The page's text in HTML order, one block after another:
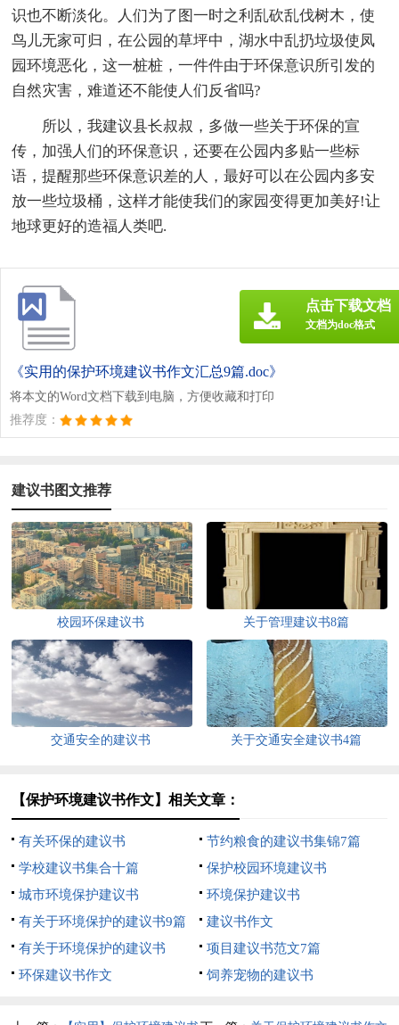
识也不断淡化。人们为了图一时之利乱砍乱伐树木，使
鸟儿无家可归，在公园的草坪中，湖水中乱扔垃圾使凤
园环境恶化，这一桩桩，一件件由于环保意识所引发的
自然灾害，难道还不能使人们反省吗?
所以，我建议县长叔叔，多做一些关于环保的宣
传，加强人们的环保意识，还要在公园内多贴一些标
语，提醒那些环保意识差的人，最好可以在公园内多安
放一些垃圾桶，这样才能使我们的家园变得更加美好!让
地球更好的造福人类吧.
《实用的保护环境建议书作文汇总9篇.doc》
将本文的Word文档下载到电脑，方便收藏和打印
推荐度：
点击下载文档
文档为doc格式
建议书图文推荐
校园环保建议书 关于管理建议书8篇
交通安全的建议书 关于交通安全建议书4篇
【保护环境建议书作文】相关文章：
有关环保的建议书
节约粮食的建议书集锦7篇
学校建议书集合十篇
保护校园环境建议书
城市环境保护建议书
环境保护建议书
有关于环境保护的建议书9篇
建议书作文
有关于环境保护的建议书
项目建议书范文7篇
环保建议书作文
饲养宠物的建议书